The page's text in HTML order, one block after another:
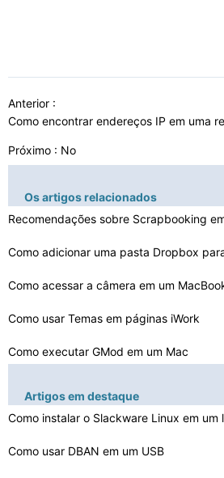
Anterior :
Como encontrar endereços IP em uma
Próximo : No
Os artigos relacionados
Recomendações sobre Scrapbooking
Como acessar a câmera em um
Como usar Temas em páginas iWork
Como executar GMod em um Mac
Como ativar o botão Gravar no VLC no
Artigos em destaque
Como instalar o Slackware Linux em um
Como usar DBAN em um USB